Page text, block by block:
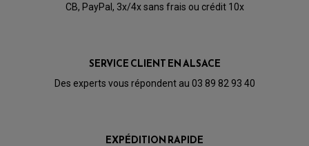
CB, PayPal, 3x/4x sans frais ou crédit 10x
SERVICE CLIENT EN ALSACE
Des experts vous répondent au 03 89 82 93 40
EXPÉDITION RAPIDE